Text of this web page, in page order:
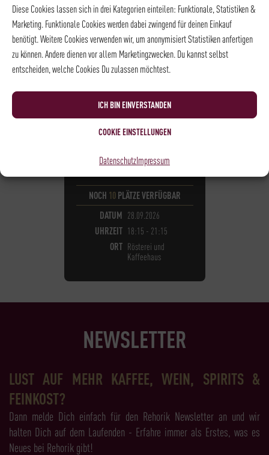
Diese Cookies lassen sich in drei Kategorien einteilen: Funktionale, Statistiken &
Marketing. Funktionale Cookies werden dabei zwingend für deinen Einkauf
benötigt. Weitere Cookies verwenden wir, um anonymisiert Statistiken anfertigen
zu können. Andere dienen vor allem Marketingzwecken. Du kannst selbst
entscheiden, welche Cookies Du zulassen möchtest.
ICH BIN EINVERSTANDEN
COOKIE EINSTELLUNGEN
DatenschutzImpressum
KAFFEE - BARISTA LEVEL I
BARISTA LEVEL I
105,00
NOCH 10PLÄTZE VERFÜGBAR
DATUM 28.09.2026
UHRZEIT 18:15 - 21:15
ORT Rösterei und
Kaffeehaus
NEWSLETTER
LUST AUF MEHR KAFFEE, WEIN, SPIRITS &
FEINKOST?
Dann melde Dich einfach für den Rehorik Newsletter an und wir
halten Dich auf dem Laufenden - Erfahre immer als Erstes, was es
Neues bei Rehorik gibt!